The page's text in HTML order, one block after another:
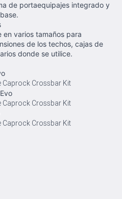
de portaequipajes integrado y
varios tamaños para
de los techos, cajas de
donde se utilice.
Caprock Crossbar Kit
Caprock Crossbar Kit
Caprock Crossbar Kit